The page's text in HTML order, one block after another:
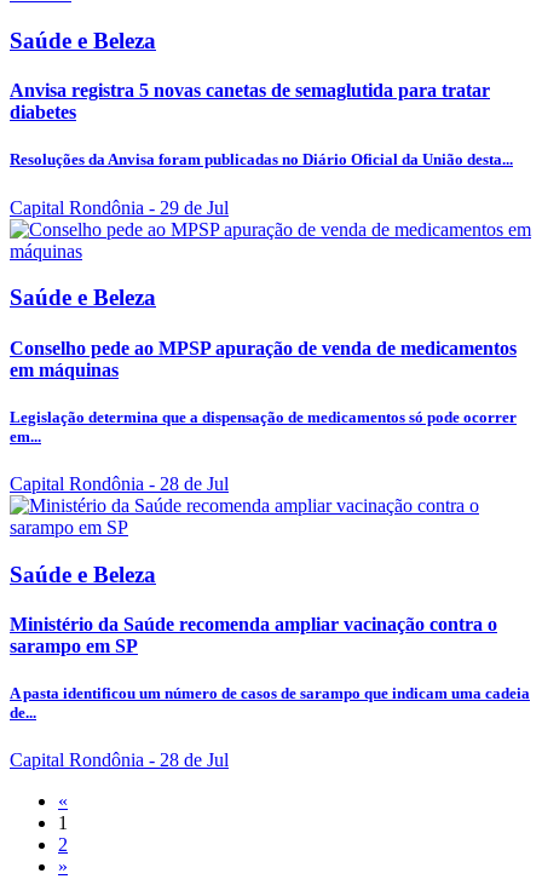
Saúde e Beleza
Anvisa registra 5 novas canetas de semaglutida para tratar
diabetes
Resoluções da Anvisa foram publicadas no Diário Oficial da União desta...
Capital Rondônia - 29 de Jul
Saúde e Beleza
Conselho pede ao MPSP apuração de venda de medicamentos
em máquinas
Legislação determina que a dispensação de medicamentos só pode ocorrer
em...
Capital Rondônia - 28 de Jul
Saúde e Beleza
Ministério da Saúde recomenda ampliar vacinação contra o
sarampo em SP
A pasta identificou um número de casos de sarampo que indicam uma cadeia
de...
Capital Rondônia - 28 de Jul
«
1
2
»